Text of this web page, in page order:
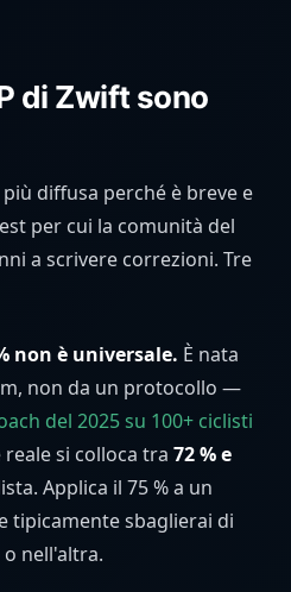
di Zwift sono
diffusa perché è breve e
per cui la comunità del
a scrivere correzioni. Tre
non è universale. È nata
non da un protocollo —
del 2025 su 100+ ciclisti
si colloca tra 72 % e
Applica il 75 % a un
tipicamente sbaglierai di
o nell'altra.